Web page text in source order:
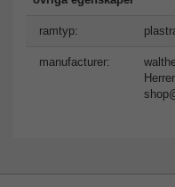
ramtyp:
manufacturer: